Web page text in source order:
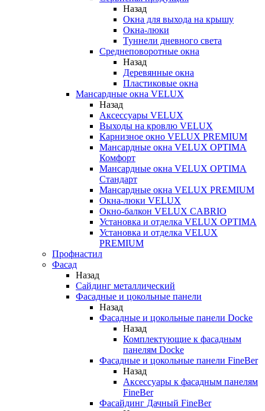
Назад
Окна для выхода на крышу
Окна-люки
Туннели дневного света
Среднеповоротные окна
Назад
Деревянные окна
Пластиковые окна
Мансардные окна VELUX
Назад
Аксессуары VELUX
Выходы на кровлю VELUX
Карнизное окно VELUX PREMIUM
Мансардные окна VELUX OPTIMA
Комфорт
Мансардные окна VELUX OPTIMA
Стандарт
Мансардные окна VELUX PREMIUM
Окна-люки VELUX
Окно-балкон VELUX CABRIO
Установка и отделка VELUX OPTIMA
Установка и отделка VELUX
PREMIUM
Профнастил
Фасад
Назад
Сайдинг металлический
Фасадные и цокольные панели
Назад
Фасадные и цокольные панели Docke
Назад
Комплектующие к фасадным
панелям Docke
Фасадные и цокольные панели FineBer
Назад
Аксессуары к фасадным панелям
FineBer
Фасайдинг Дачный FineBer